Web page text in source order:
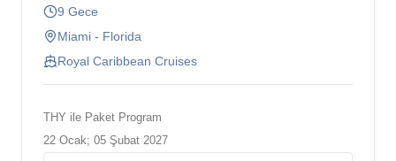
9 Gece
Miami - Florida
Royal Caribbean Cruises
THY ile Paket Program
22 Ocak; 05 Şubat 2027